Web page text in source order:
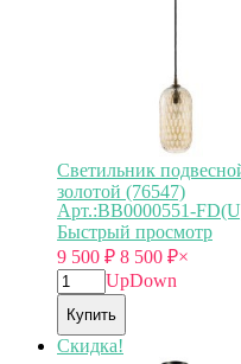
Светильник
золотой (76547)
Арт.:BB0000551-
Быстрый просмотр
9 500 ₽ 8 500 ₽×
UpDown
Купить
Скидка!